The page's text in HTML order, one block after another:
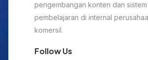
pengembangan konten dan
pembelajaran di internal
komersil.
Follow Us